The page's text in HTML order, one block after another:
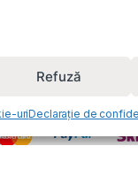
Refuză
uriDeclarație de